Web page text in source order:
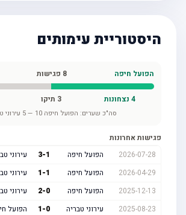
היסטוריית עימותים
הפועל חיפה פגישות
נצחונות תיקו
סה"כ שערים:הפועל חיפה10
—
5עירוני
פגישות אחרונות
2026-07-28
הפועל חיפה 3 עירוני
2026-04-29
הפועל חיפה 1 עירוני
2025-12-13
הפועל חיפה 2 עירוני
2025-08-23
עירוני טבריה 1 הפועל חיפה